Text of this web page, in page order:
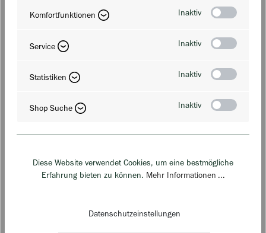
Komfortfunktionen Inaktiv
Service Inaktiv
Statistiken Inaktiv
Shop Suche Inaktiv
Diese Website verwendet Cookies, um eine bestmögliche
Erfahrung bieten zu können. Mehr Informationen ...
Datenschutzeinstellungen